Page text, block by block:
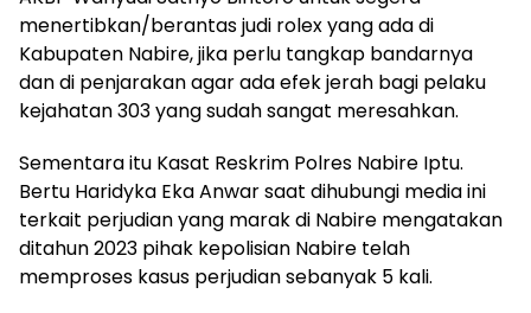
menertibkan/berantas judi rolex yang ada di
Kabupaten Nabire, jika perlu tangkap bandarnya
dan di penjarakan agar ada efek jerah bagi pelaku
kejahatan 303 yang sudah sangat meresahkan.
Sementara itu Kasat Reskrim Polres Nabire Iptu.
Bertu Haridyka Eka Anwar saat dihubungi media ini
terkait perjudian yang marak di Nabire mengatakan
ditahun 2023 pihak kepolisian Nabire telah
memproses kasus perjudian sebanyak 5 kali.